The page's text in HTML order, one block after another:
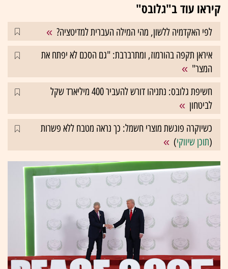
קיראו עוד ב"גלובס"
לפי האקדמיה ללשון, מהי המילה העברית למדיטציה?
איראן תקפה בהורמוז, ומתרברבת: "גם הסכם לא יפתח את
המצר"
חשיפת גלובס: נתניהו דורש להעביר 400 מיליארד שקל
לביטחון
כשיוקרה פוגשת מוצרי חשמל: כך נראה מטבח ללא פשרות
(תוכן שיווקי)